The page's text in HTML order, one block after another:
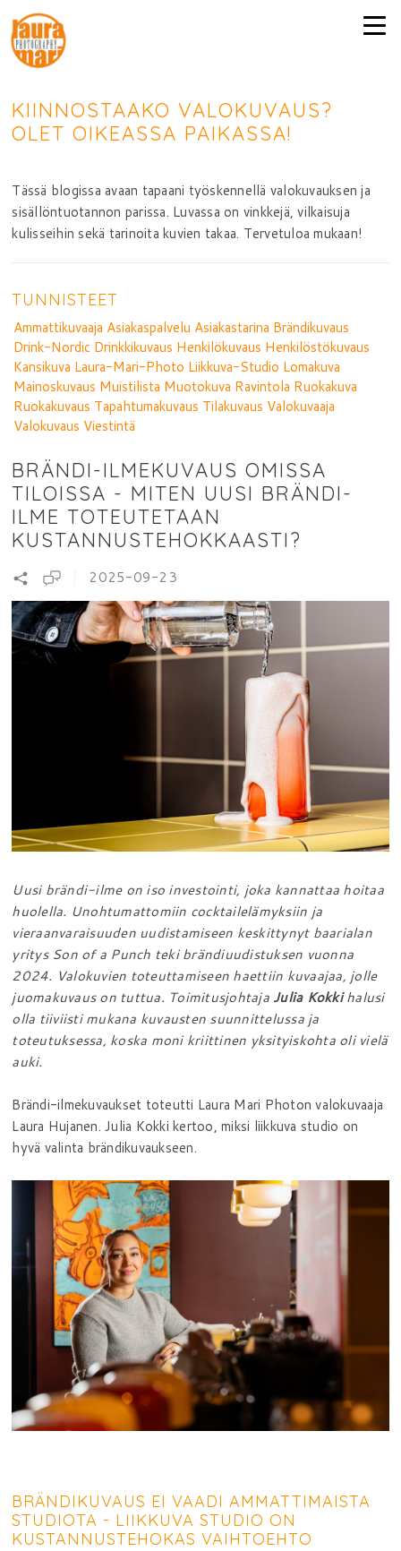
BRÄNDI-ILMEKUVAUS OMISSA
TILOISSA - MITEN UUSI BRÄNDI-
ILME TOTEUTETAAN
KUSTANNUSTEHOKKAASTI?
2025-09-23
Uusi brändi-ilme on iso investointi, joka kannattaa hoitaa
huolella. Unohtumattomiin cocktailelämyksiin ja
vieraanvaraisuuden uudistamiseen keskittynyt baarialan
yritys Son of a Punch teki brändiuudistuksen vuonna
2024. Valokuvien toteuttamiseen haettiin kuvaajaa, jolle
juomakuvaus on tuttua. Toimitusjohtaja Julia Kokkihalusi
olla tiiviisti mukana kuvausten suunnittelussa ja
toteutuksessa, koska moni kriittinen yksityiskohta oli vielä
auki.
Brändi-ilmekuvaukset toteutti Laura Mari Photon valokuvaaja
Laura Hujanen. Julia Kokki kertoo, miksi liikkuva studio on
hyvä valinta brändikuvaukseen.
BRÄNDIKUVAUS EI VAADI AMMATTIMAISTA
STUDIOTA - LIIKKUVA STUDIO ON
KUSTANNUSTEHOKAS VAIHTOEHTO
KIINNOSTAAKO VALOKUVAUS?
OLET OIKEASSA PAIKASSA!
Tässä blogissa avaan tapaani työskennellä valokuvauksen ja
sisällöntuotannon parissa. Luvassa on vinkkejä, vilkaisuja
kulisseihin sekä tarinoita kuvien takaa. Tervetuloa mukaan!
TUNNISTEET
Ammattikuvaaja Asiakaspalvelu Asiakastarina Brändikuvaus
Drink-Nordic Drinkkikuvaus Henkilökuvaus Henkilöstökuvaus
Kansikuva Laura-Mari-Photo Liikkuva-Studio Lomakuva
Mainoskuvaus Muistilista Muotokuva Ravintola Ruokakuva
Ruokakuvaus Tapahtumakuvaus Tilakuvaus Valokuvaaja
Valokuvaus Viestintä